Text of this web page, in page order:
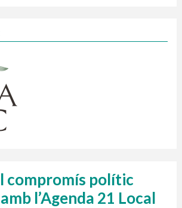
intel·ligents
Unió Europea – NextGenerationEU
compromís polític
l’Agenda 21 Local